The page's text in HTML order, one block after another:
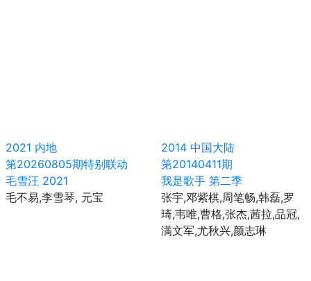
2021 内地
第20260805期特别联动
毛雪汪 2021
毛不易,李雪琴, 元宝
2014 中国大陆
第20140411期
我是歌手 第二季
张宇,邓紫棋,周笔畅,韩磊,罗
琦,韦唯,曹格,张杰,茜拉,品冠,
满文军,尤秋兴,颜志琳